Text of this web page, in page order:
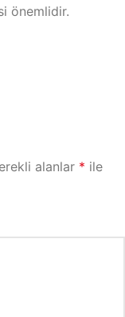
önemlidir.
alanlar * ile